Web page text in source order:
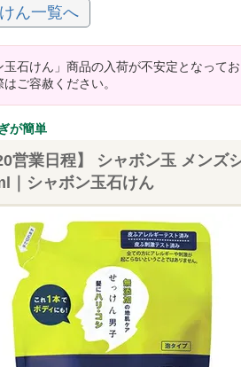
ん一覧へ
石けん」商品の入荷が不安定となって
ご容赦ください。
が簡単
営業日程】 シャボン玉 メンズ
｜シャボン玉石けん